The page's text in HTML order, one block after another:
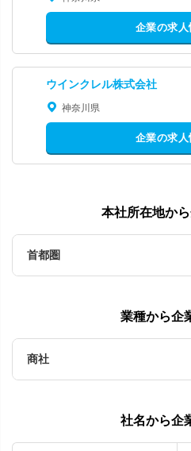
企業の求
ウインクレル株式会社
神奈川県
企業の求
本社所在地か
首都圏
業種から企
商社
社名から企